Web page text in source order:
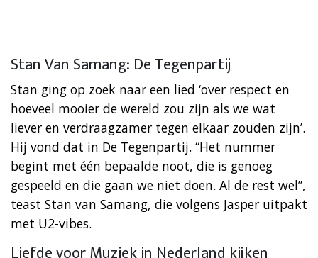
Stan Van Samang: De Tegenpartij
Stan ging op zoek naar een lied ‘over respect en
hoeveel mooier de wereld zou zijn als we wat
liever en verdraagzamer tegen elkaar zouden zijn’.
Hij vond dat in De Tegenpartij. “Het nummer
begint met één bepaalde noot, die is genoeg
gespeeld en die gaan we niet doen. Al de rest wel”,
teast Stan van Samang, die volgens Jasper uitpakt
met U2-vibes.